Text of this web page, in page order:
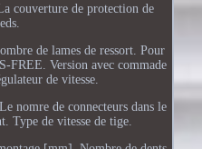
couverture de protection de
de lames de ressort. Pour
FREE. Version avec commade
de vitesse.
nomre de connecteurs dans le
Type de vitesse de tige.